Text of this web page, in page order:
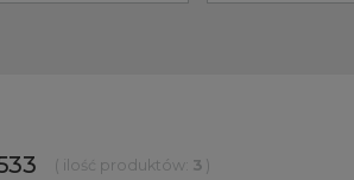
( ilość produktów: 3 )